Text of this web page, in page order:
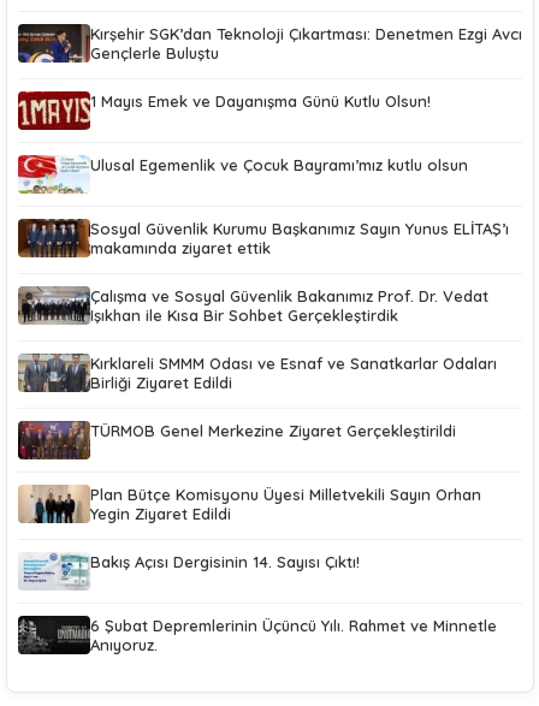
Kırşehir SGK’dan Teknoloji Çıkartması: Denetmen Ezgi Avcı
Gençlerle Buluştu
1 Mayıs Emek ve Dayanışma Günü Kutlu Olsun!
Ulusal Egemenlik ve Çocuk Bayramı’mız kutlu olsun
Sosyal Güvenlik Kurumu Başkanımız Sayın Yunus ELİTAŞ’ı
makamında ziyaret ettik
Çalışma ve Sosyal Güvenlik Bakanımız Prof. Dr. Vedat
Işıkhan ile Kısa Bir Sohbet Gerçekleştirdik
Kırklareli SMMM Odası ve Esnaf ve Sanatkarlar Odaları
Birliği Ziyaret Edildi
TÜRMOB Genel Merkezine Ziyaret Gerçekleştirildi
Plan Bütçe Komisyonu Üyesi Milletvekili Sayın Orhan
Yegin Ziyaret Edildi
Bakış Açısı Dergisinin 14. Sayısı Çıktı!
6 Şubat Depremlerinin Üçüncü Yılı. Rahmet ve Minnetle
Anıyoruz.